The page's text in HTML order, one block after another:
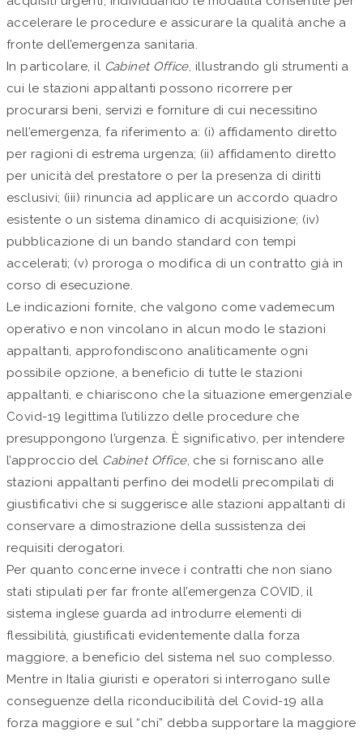
accelerare le procedure e assicurare la qualità anche a
fronte dell’emergenza sanitaria.
In particolare, il Cabinet Office, illustrando gli strumenti a
cui le stazioni appaltanti possono ricorrere per
procurarsi beni, servizi e forniture di cui necessitino
nell’emergenza, fa riferimento a: (i) affidamento diretto
per ragioni di estrema urgenza; (ii) affidamento diretto
per unicità del prestatore o per la presenza di diritti
esclusivi; (iii) rinuncia ad applicare un accordo quadro
esistente o un sistema dinamico di acquisizione; (iv)
pubblicazione di un bando standard con tempi
accelerati; (v) proroga o modifica di un contratto già in
corso di esecuzione.
Le indicazioni fornite, che valgono come vademecum
operativo e non vincolano in alcun modo le stazioni
appaltanti, approfondiscono analiticamente ogni
possibile opzione, a beneficio di tutte le stazioni
appaltanti, e chiariscono che la situazione emergenziale
Covid-19 legittima l’utilizzo delle procedure che
presuppongono l’urgenza. È significativo, per intendere
l’approccio del Cabinet Office, che si forniscano alle
stazioni appaltanti perfino dei modelli precompilati di
giustificativi che si suggerisce alle stazioni appaltanti di
conservare a dimostrazione della sussistenza dei
requisiti derogatori.
Per quanto concerne invece i contratti che non siano
stati stipulati per far fronte all’emergenza COVID, il
sistema inglese guarda ad introdurre elementi di
flessibilità, giustificati evidentemente dalla forza
maggiore, a beneficio del sistema nel suo complesso.
Mentre in Italia giuristi e operatori si interrogano sulle
conseguenze della riconducibilità del Covid-19 alla
forza maggiore e sul “chi” debba supportare la maggiore